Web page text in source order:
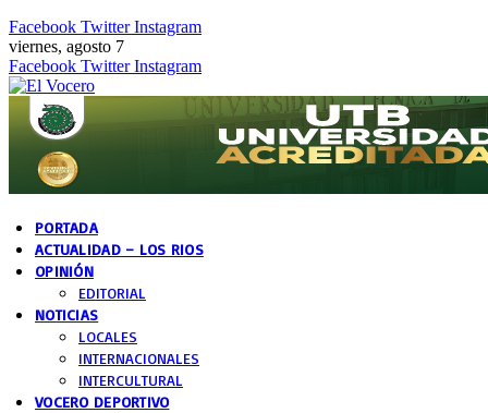
Facebook Twitter Instagram
viernes, agosto 7
Facebook Twitter Instagram
PORTADA
ACTUALIDAD – LOS RIOS
OPINIÓN
EDITORIAL
NOTICIAS
LOCALES
INTERNACIONALES
INTERCULTURAL
VOCERO DEPORTIVO